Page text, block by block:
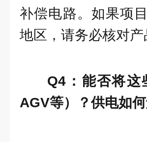
补偿电路。如果项
地区，请务必核对
Q4：能否将这
AGV等）？供电如